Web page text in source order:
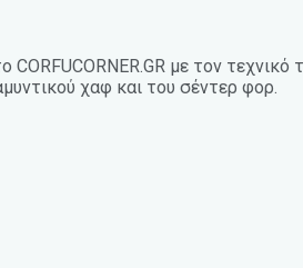
CORFUCORNER.GR με τον
χαφ και του σέντερ φορ.